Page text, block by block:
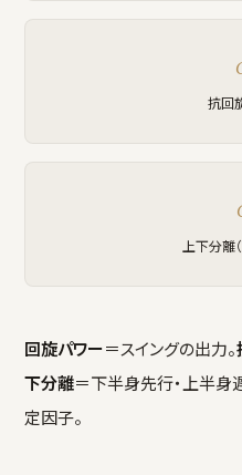
抗回
上下分離
回旋パワー＝スイングの出力。
下分離＝下半身先行・上半身
定因子。